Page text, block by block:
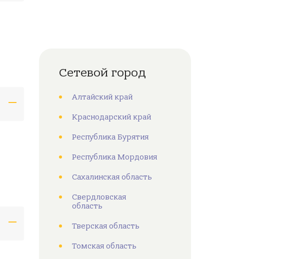
Сетевой город
Алтайский край
Краснодарский край
Республика Бурятия
Республика Мордовия
Сахалинская область
Свердловская
область
Тверская область
Томская область